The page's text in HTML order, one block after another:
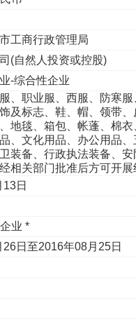
工商行政管理局
(自然人投资或控股)
-综合性企业
、职业服、西服、防寒
及标志、鞋、帽、领带
地毯、箱包、帐蓬、棉
、文化用品、办公用品
装备、行政执法装备、
相关部门批准后方可开
日
业 *
日至2016年08月25日